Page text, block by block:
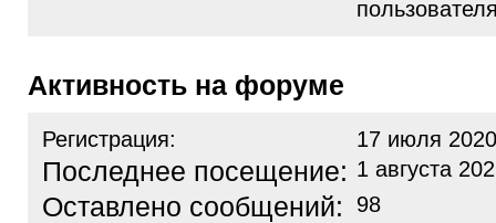
Активность на форуме
Регистрация: 17 июля
Последнее посещение: 1 августа
Оставлено сообщений: 98